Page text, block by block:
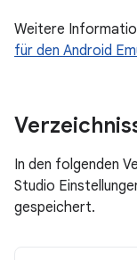
Weitere
für den Android
In den folgenden
Studio
gespeichert.